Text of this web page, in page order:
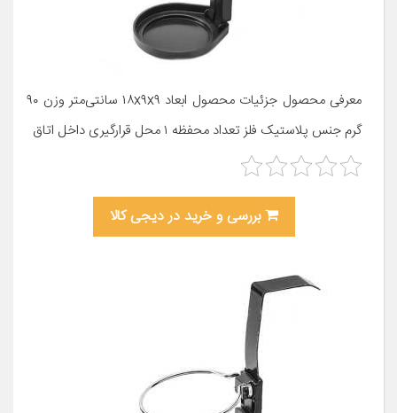
معرفی محصول جزئیات محصول ابعاد ۱۸x۹x۹ سانتی‌متر وزن ۹۰
گرم جنس پلاستیک فلز تعداد محفظه ۱ محل قرارگیری داخل اتاق
بررسی و خرید در دیجی کالا